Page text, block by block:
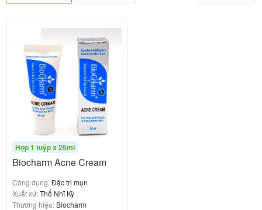
Hộp 1 tuýp x 25ml
Biocharm Acne Cream
Công dụng:Đặc trị mụn
Xuất xứ:Thổ Nhĩ Kỳ
Thương hiệu: Biocharm